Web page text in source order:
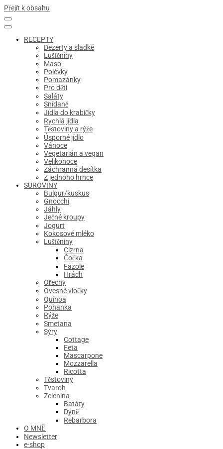
Přejít k obsahu
RECEPTY
Dezerty a sladké
Luštěniny
Maso
Polévky
Pomazánky
Pro děti
Saláty
Snídaně
Jídla do krabičky
Rychlá jídla
Těstoviny a rýže
Úsporné jídlo
Vánoce
Vegetarián a vegan
Velikonoce
Záchranná desítka
Z jednoho hrnce
SUROVINY
Bulgur/kuskus
Gnocchi
Jáhly
Ječné kroupy
Jogurt
Kokosové mléko
Luštěniny
Cizrna
Čočka
Fazole
Hrách
Ořechy
Ovesné vločky
Quinoa
Pohanka
Rýže
Smetana
Sýry
Cottage
Feta
Mascarpone
Mozzarella
Ricotta
Těstoviny
Tvaroh
Zelenina
Batáty
Dýně
Rebarbora
O MNĚ
Newsletter
e-shop